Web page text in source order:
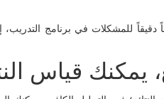
للمشكلات في برنامج
يمكنك قياس